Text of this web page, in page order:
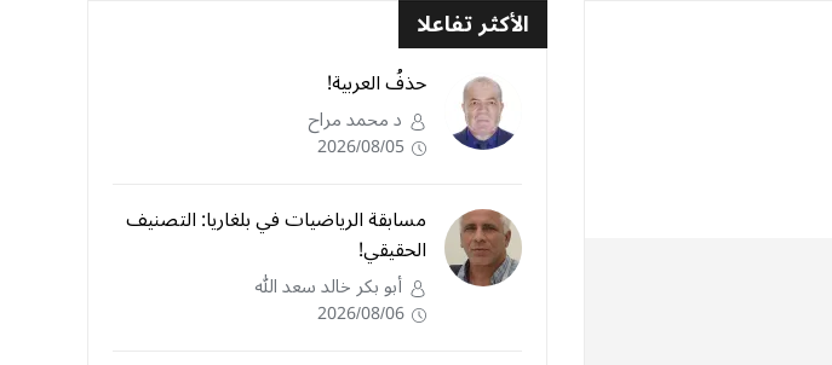
الأكثر تفاعلا
حذفُ العربية!
د محمد مراح
2026/08/05
مسابقة الرياضيات في بلغاريا: التصنيف
الحقيقي!
أبو بكر خالد سعد الله
2026/08/06